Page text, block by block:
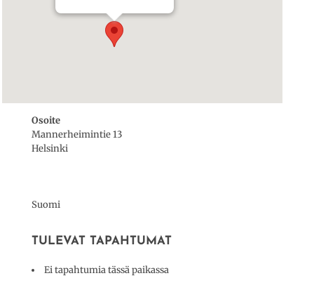
Osoite
Mannerheimintie 13
Helsinki
Suomi
TULEVAT TAPAHTUMAT
Ei tapahtumia tässä paikassa